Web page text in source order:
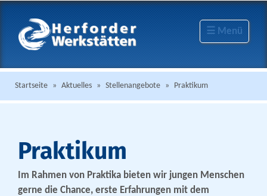
☰ Menü
Startseite » Aktuelles » Stellenangebote » Praktikum
Praktikum
Im Rahmen von Praktika bieten wir jungen Menschen
gerne die Chance, erste Erfahrungen mit dem